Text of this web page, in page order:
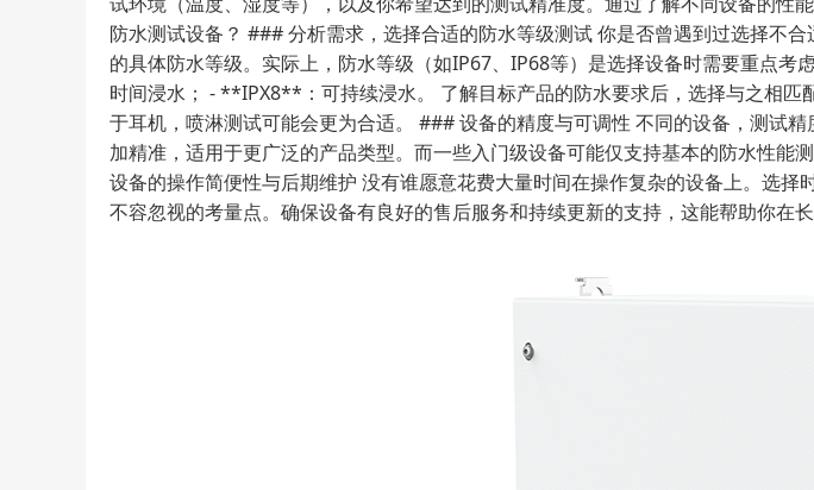
防水测试设备？ ### 分析需求，选择合适的防水等级测试 你是否曾遇到过选择不
的具体防水等级。实际上，防水等级（如IP67、IP68等）是选择设备时需要重点
时间浸水； - **IPX8**：可持续浸水。 了解目标产品的防水要求后，选择与之相
于耳机，喷淋测试可能会更为合适。 ### 设备的精度与可调性 不同的设备，测试
加精准，适用于更广泛的产品类型。而一些入门级设备可能仅支持基本的防水性
设备的操作简便性与后期维护 没有谁愿意花费大量时间在操作复杂的设备上。选
不容忽视的考量点。确保设备有良好的售后服务和持续更新的支持，这能帮助你在